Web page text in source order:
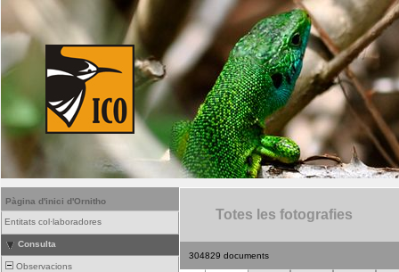
Pàgina d'inici d'Ornitho
Entitats col·laboradores
Consulta
Observacions
Totes les fotografies
304829 documents